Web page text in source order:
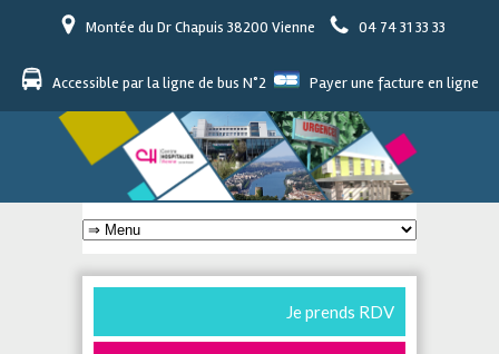
Montée du Dr Chapuis 38200 Vienne 04 74 31 33 33
Accessible par la ligne de bus N°2 Payer une facture en ligne
Je prends RDV